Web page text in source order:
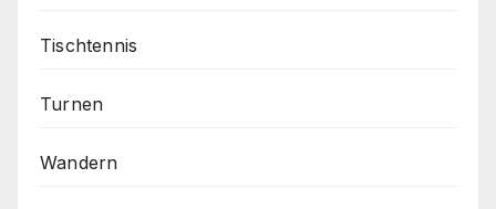
Tischtennis
Turnen
Wandern